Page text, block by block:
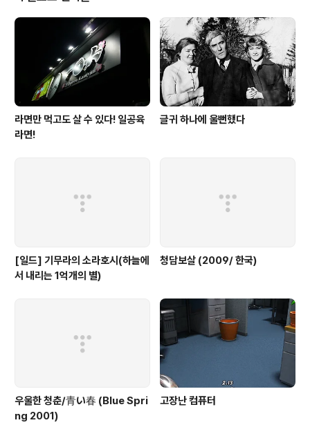
적으로 느낀 점을 조금 주저리주저리 써내려가볼까합니다.
블로그가 뜸했었던 것에 대한 변명이라고 해야할지, 아니
면 저희 티스토리 블로그 친구 혹은 구독자 분들에게 모처
럼 하고 싶은 이야기가 생겼다라고 할까요. 아무튼 제 이야
기 들어보실래요? * 참고로 저는 트위터..
라면만 먹고도 살 수 있다! 일공육
라면!
글귀 하나에 울뻔했다
[일드] 기무라의 소라호시(하늘에
서 내리는 1억개의 별)
청담보살 (2009/ 한국)
우울한 청춘/青い春 (Blue Spri
ng 2001)
고장난 컴퓨터